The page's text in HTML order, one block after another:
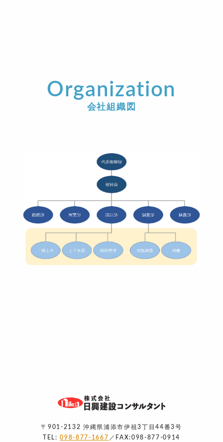
Organization
会社組織図
〒901-2132 沖縄県浦添市伊祖3丁目44番3号
TEL:098-877-1667 ／FAX:098-877-0914